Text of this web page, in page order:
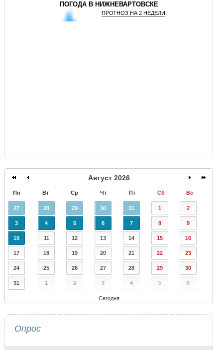
ПОГОДА В НИЖНЕВАРТОВСКЕ
ПРОГНОЗ НА 2 НЕДЕЛИ
Август 2026
Пн Вт Ср Чт Пт Сб Вс
27 28 29 30 31 1 2
3 4 5 6 7 8 9
10 11 12 13 14 15 16
17 18 19 20 21 22 23
24 25 26 27 28 29 30
31 1 2 3 4 5 6
Сегодня
Опрос